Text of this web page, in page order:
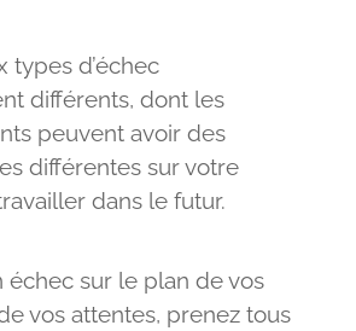
types d’échec
différents, dont les
peuvent avoir des
différentes sur votre
dans le futur.
échec sur le plan de vos
vos attentes, prenez tous